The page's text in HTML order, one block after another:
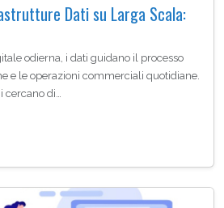
Dati su Larga Scala:
odierna, i dati guidano il processo
e le operazioni commerciali quotidiane.
di…